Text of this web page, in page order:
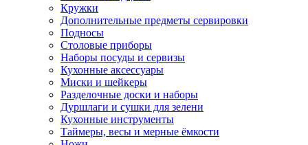
Кружки
Дополнительные предметы сервировки
Подносы
Столовые приборы
Наборы посуды и сервизы
Кухонные аксессуары
Миски и шейкеры
Разделочные доски и наборы
Дуршлаги и сушки для зелени
Кухонные инструменты
Таймеры, весы и мерные ёмкости